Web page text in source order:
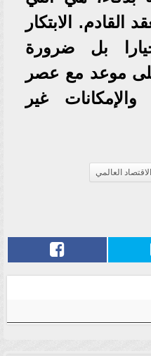
القادم. الابتكار
بل ضرورة
على موعد مع عصر
غير
العالمي